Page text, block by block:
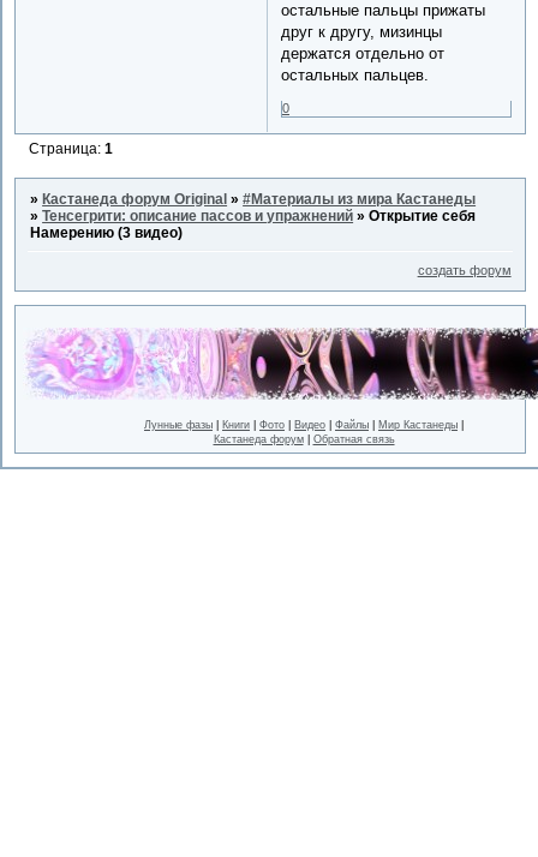
остальные пальцы прижаты
друг к другу, мизинцы
держатся отдельно от
остальных пальцев.
0
Страница:1
»Кастанеда форум Original »#Материалы из мира Кастанеды
»Тенсегрити: описание пассов и упражнений »Открытие себя
Намерению (3 видео)
создать форум
Лунные фазы Книги Фото Видео Файлы Мир Кастанеды
Кастанеда форум| Обратная связь